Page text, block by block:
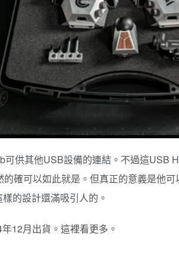
供其他USB設備的連結。不過這USB
確可以如此就是。但真正的意義是他
的設計還滿吸引人的。
12月出貨。 這裡看更多。